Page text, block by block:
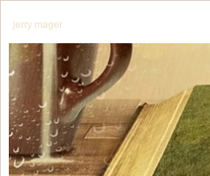
jerry mager